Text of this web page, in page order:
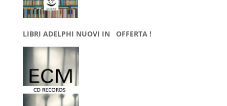
LIBRI ADELPHI NUOVI IN OFFERTA !